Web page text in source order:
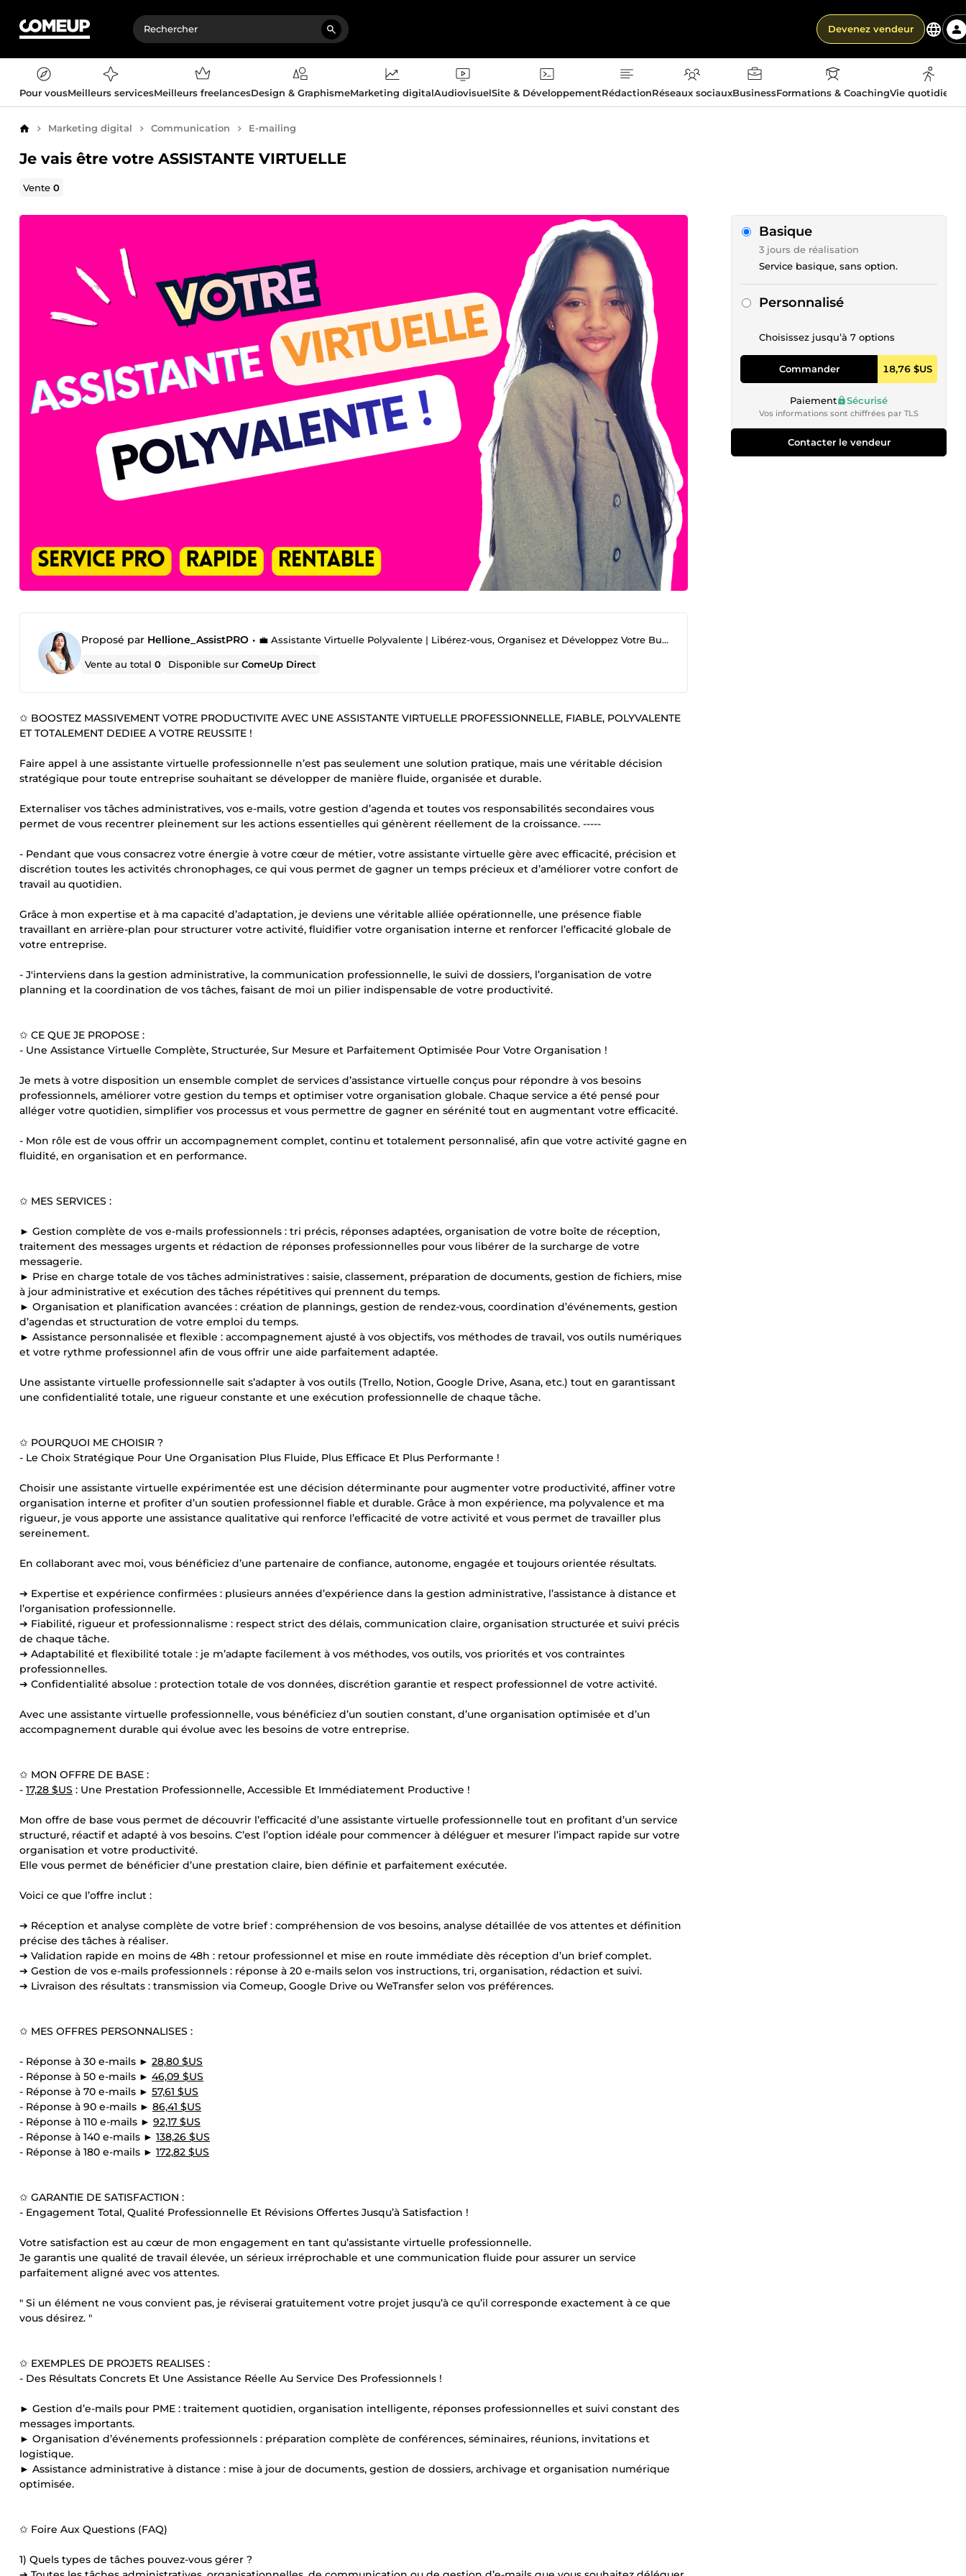
Devenez vendeur
Pour vousMeilleurs servicesMeilleurs freelancesDesign & GraphismeMarketing digitalAudiovisuelSite & DéveloppementRédactionRéseaux sociauxBusinessFormations & CoachingVie
AccueilMarketing digital Communication E-mailing
Je vais être votre ASSISTANTE VIRTUELLE
Vente0
Proposé par Hellione_AssistPRO • 💼 Assistante Virtuelle Polyvalente | Libérez-vous, Organisez et Développez Votre Business !
Vente au total0 Disponible surComeUp Direct
✩ BOOSTEZ MASSIVEMENT VOTRE PRODUCTIVITE AVEC UNE ASSISTANTE VIRTUELLE PROFESSIONNELLE, FIABLE, POLYVALENTE
ET TOTALEMENT DEDIEE A VOTRE REUSSITE !
Faire appel à une assistante virtuelle professionnelle n’est pas seulement une solution pratique, mais une véritable décision
stratégique pour toute entreprise souhaitant se développer de manière fluide, organisée et durable.
Externaliser vos tâches administratives, vos e-mails, votre gestion d’agenda et toutes vos responsabilités secondaires vous
permet de vous recentrer pleinement sur les actions essentielles qui génèrent réellement de la croissance. -----
- Pendant que vous consacrez votre énergie à votre cœur de métier, votre assistante virtuelle gère avec efficacité, précision et
discrétion toutes les activités chronophages, ce qui vous permet de gagner un temps précieux et d’améliorer votre confort de
travail au quotidien.
Grâce à mon expertise et à ma capacité d’adaptation, je deviens une véritable alliée opérationnelle, une présence fiable
travaillant en arrière-plan pour structurer votre activité, fluidifier votre organisation interne et renforcer l’efficacité globale de
votre entreprise.
- J'interviens dans la gestion administrative, la communication professionnelle, le suivi de dossiers, l’organisation de votre
planning et la coordination de vos tâches, faisant de moi un pilier indispensable de votre productivité.
✩ CE QUE JE PROPOSE :
- Une Assistance Virtuelle Complète, Structurée, Sur Mesure et Parfaitement Optimisée Pour Votre Organisation !
Je mets à votre disposition un ensemble complet de services d’assistance virtuelle conçus pour répondre à vos besoins
professionnels, améliorer votre gestion du temps et optimiser votre organisation globale. Chaque service a été pensé pour
alléger votre quotidien, simplifier vos processus et vous permettre de gagner en sérénité tout en augmentant votre efficacité.
- Mon rôle est de vous offrir un accompagnement complet, continu et totalement personnalisé, afin que votre activité gagne en
fluidité, en organisation et en performance.
✩ MES SERVICES :
► Gestion complète de vos e-mails professionnels : tri précis, réponses adaptées, organisation de votre boîte de réception,
traitement des messages urgents et rédaction de réponses professionnelles pour vous libérer de la surcharge de votre
messagerie.
► Prise en charge totale de vos tâches administratives : saisie, classement, préparation de documents, gestion de fichiers, mise
à jour administrative et exécution des tâches répétitives qui prennent du temps.
► Organisation et planification avancées : création de plannings, gestion de rendez-vous, coordination d’événements, gestion
d’agendas et structuration de votre emploi du temps.
► Assistance personnalisée et flexible : accompagnement ajusté à vos objectifs, vos méthodes de travail, vos outils numériques
et votre rythme professionnel afin de vous offrir une aide parfaitement adaptée.
Une assistante virtuelle professionnelle sait s’adapter à vos outils (Trello, Notion, Google Drive, Asana, etc.) tout en garantissant
une confidentialité totale, une rigueur constante et une exécution professionnelle de chaque tâche.
✩ POURQUOI ME CHOISIR ?
- Le Choix Stratégique Pour Une Organisation Plus Fluide, Plus Efficace Et Plus Performante !
Choisir une assistante virtuelle expérimentée est une décision déterminante pour augmenter votre productivité, affiner votre
organisation interne et profiter d’un soutien professionnel fiable et durable. Grâce à mon expérience, ma polyvalence et ma
rigueur, je vous apporte une assistance qualitative qui renforce l’efficacité de votre activité et vous permet de travailler plus
sereinement.
En collaborant avec moi, vous bénéficiez d’une partenaire de confiance, autonome, engagée et toujours orientée résultats.
➔ Expertise et expérience confirmées : plusieurs années d’expérience dans la gestion administrative, l’assistance à distance et
l’organisation professionnelle.
➔ Fiabilité, rigueur et professionnalisme : respect strict des délais, communication claire, organisation structurée et suivi précis
de chaque tâche.
➔ Adaptabilité et flexibilité totale : je m’adapte facilement à vos méthodes, vos outils, vos priorités et vos contraintes
professionnelles.
➔ Confidentialité absolue : protection totale de vos données, discrétion garantie et respect professionnel de votre activité.
Avec une assistante virtuelle professionnelle, vous bénéficiez d’un soutien constant, d’une organisation optimisée et d’un
accompagnement durable qui évolue avec les besoins de votre entreprise.
✩ MON OFFRE DE BASE :
- 17,28 $US : Une Prestation Professionnelle, Accessible Et Immédiatement Productive !
Mon offre de base vous permet de découvrir l’efficacité d’une assistante virtuelle professionnelle tout en profitant d’un service
structuré, réactif et adapté à vos besoins. C’est l’option idéale pour commencer à déléguer et mesurer l’impact rapide sur votre
organisation et votre productivité.
Elle vous permet de bénéficier d’une prestation claire, bien définie et parfaitement exécutée.
Voici ce que l’offre inclut :
➔ Réception et analyse complète de votre brief : compréhension de vos besoins, analyse détaillée de vos attentes et définition
précise des tâches à réaliser.
➔ Validation rapide en moins de 48h : retour professionnel et mise en route immédiate dès réception d’un brief complet.
➔ Gestion de vos e-mails professionnels : réponse à 20 e-mails selon vos instructions, tri, organisation, rédaction et suivi.
➔ Livraison des résultats : transmission via Comeup, Google Drive ou WeTransfer selon vos préférences.
✩ MES OFFRES PERSONNALISES :
- Réponse à 30 e-mails ► 28,80 $US
- Réponse à 50 e-mails ► 46,09 $US
- Réponse à 70 e-mails ► 57,61 $US
- Réponse à 90 e-mails ► 86,41 $US
- Réponse à 110 e-mails ► 92,17 $US
- Réponse à 140 e-mails ► 138,26 $US
- Réponse à 180 e-mails ► 172,82 $US
✩ GARANTIE DE SATISFACTION :
- Engagement Total, Qualité Professionnelle Et Révisions Offertes Jusqu’à Satisfaction !
Votre satisfaction est au cœur de mon engagement en tant qu’assistante virtuelle professionnelle.
Je garantis une qualité de travail élevée, un sérieux irréprochable et une communication fluide pour assurer un service
parfaitement aligné avec vos attentes.
" Si un élément ne vous convient pas, je réviserai gratuitement votre projet jusqu’à ce qu’il corresponde exactement à ce que
vous désirez. "
✩ EXEMPLES DE PROJETS REALISES :
- Des Résultats Concrets Et Une Assistance Réelle Au Service Des Professionnels !
► Gestion d’e-mails pour PME : traitement quotidien, organisation intelligente, réponses professionnelles et suivi constant des
messages importants.
► Organisation d’événements professionnels : préparation complète de conférences, séminaires, réunions, invitations et
logistique.
► Assistance administrative à distance : mise à jour de documents, gestion de dossiers, archivage et organisation numérique
optimisée.
✩ Foire Aux Questions (FAQ)
1) Quels types de tâches pouvez-vous gérer ?
Basique
3 jours de réalisation
Service basique, sans option.
Personnalisé
Choisissez jusqu’à 7 options
Commander 18,76 $US
Paiement Sécurisé
Vos informations sont chiffrées par TLS
Contacter le vendeur